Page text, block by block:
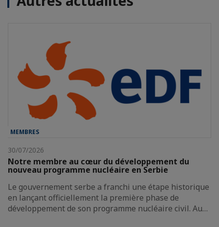
MEMBRES
30/07/2026
Notre membre au cœur du développement du
nouveau programme nucléaire en Serbie
Le gouvernement serbe a franchi une étape historique
en lançant officiellement la première phase de
développement de son programme nucléaire civil. Au…